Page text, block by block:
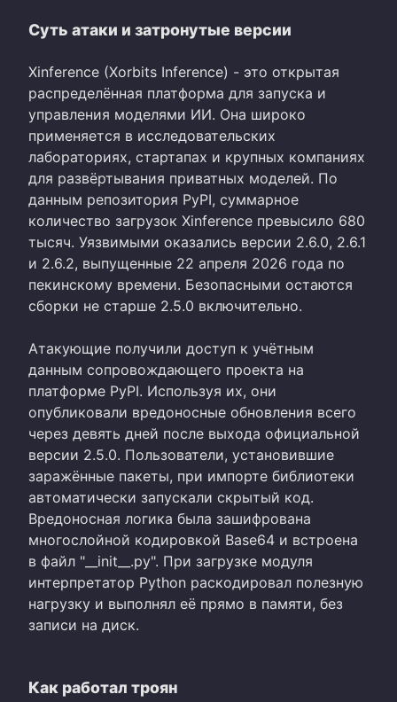
Суть атаки и затронутые версии
Xinference (Xorbits Inference) - это открытая
распределённая платформа для запуска и
управления моделями ИИ. Она широко
применяется в исследовательских
лабораториях, стартапах и крупных компаниях
для развёртывания приватных моделей. По
данным репозитория PyPI, суммарное
количество загрузок Xinference превысило 680
тысяч. Уязвимыми оказались версии 2.6.0, 2.6.1
и 2.6.2, выпущенные 22 апреля 2026 года по
пекинскому времени. Безопасными остаются
сборки не старше 2.5.0 включительно.
Атакующие получили доступ к учётным
данным сопровождающего проекта на
платформе PyPI. Используя их, они
опубликовали вредоносные обновления всего
через девять дней после выхода официальной
версии 2.5.0. Пользователи, установившие
заражённые пакеты, при импорте библиотеки
автоматически запускали скрытый код.
Вредоносная логика была зашифрована
многослойной кодировкой Base64 и встроена
в файл "__init__.py". При загрузке модуля
интерпретатор Python раскодировал полезную
нагрузку и выполнял её прямо в памяти, без
записи на диск.
Как работал троян